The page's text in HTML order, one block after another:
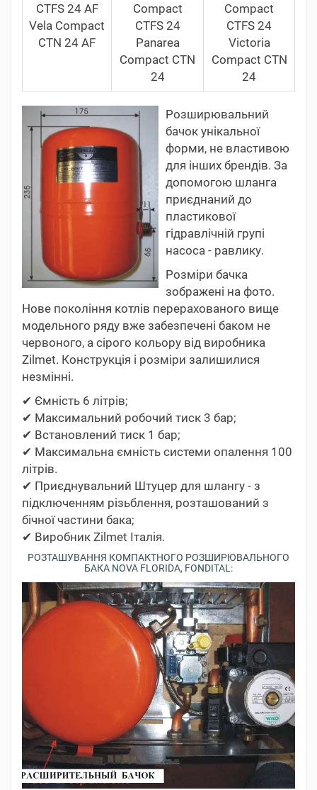
CTFS 24 AF
Vela Compact
CTN 24 AF
Compact
CTFS 24
Panarea
Compact CTN
24
Compact
CTFS 24
Victoria
Compact CTN
24
Розширювальний
бачок унікальної
форми, не властивою
для інших брендів. За
допомогою шланга
приєднаний до
пластикової
гідравлічній групі
насоса - равлику.
Розміри бачка
зображені на фото.
Нове покоління котлів перерахованого вище
модельного ряду вже забезпечені баком не
червоного, а сірого кольору від виробника
Zilmet. Конструкція і розміри залишилися
незмінні.
✔ Ємність 6 літрів;
✔ Максимальний робочий тиск 3 бар;
✔ Встановлений тиск 1 бар;
✔ Максимальна ємність системи опалення 100
літрів.
✔ Приєднувальний Штуцер для шлангу - з
підключенням різьблення, розташований з
бічної частини бака;
✔ Виробник Zilmet Італія.
РОЗТАШУВАННЯ КОМПАКТНОГО РОЗШИРЮВАЛЬНОГО
БАКА NOVA FLORIDA, FONDITAL: